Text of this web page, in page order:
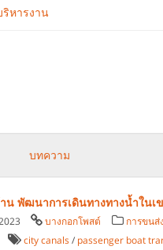
หารงาน
บทความ
น พัฒนาการเดินทางทางน้ำใน
บางกอกโพสต์ การขนส่
city canals/ passenger boat